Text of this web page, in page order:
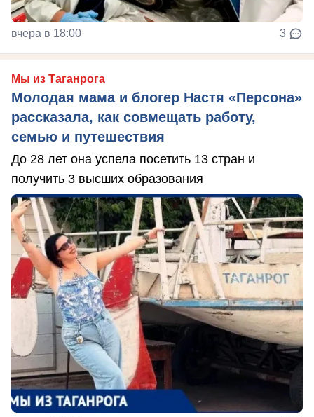
вчера в 18:00 3
Мы из Таганрога
Молодая мама и блогер Настя «Персона»
рассказала, как совмещать работу,
семью и путешествия
До 28 лет она успела посетить 13 стран и
получить 3 высших образования